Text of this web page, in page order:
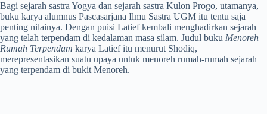
Bagi sejarah sastra Yogya dan sejarah sastra Kulon Progo, utamanya,
buku karya alumnus Pascasarjana Ilmu Sastra UGM itu tentu saja
penting nilainya. Dengan puisi Latief kembali menghadirkan sejarah
yang telah terpendam di kedalaman masa silam. Judul buku Menoreh
Rumah Terpendam karya Latief itu menurut Shodiq,
merepresentasikan suatu upaya untuk menoreh rumah-rumah sejarah
yang terpendam di bukit Menoreh.